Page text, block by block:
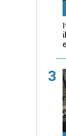
3